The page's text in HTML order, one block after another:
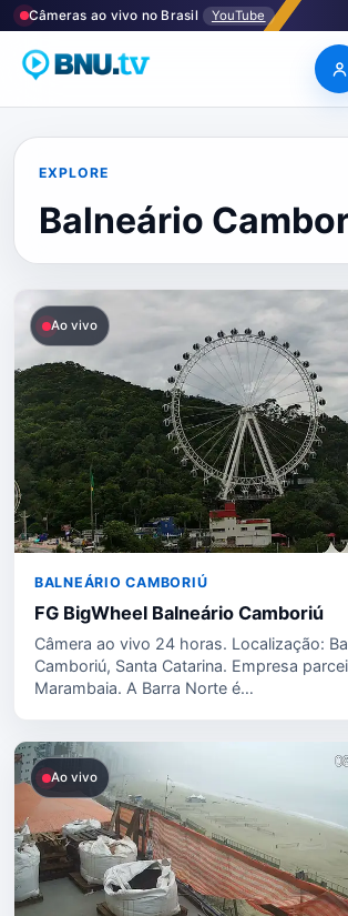
PularCâmeras ao vivo no Brasil YouTube
EXPLORE
Balneário
Ao vivo
BALNEÁRIO CAMBORIÚ
FG BigWheel Balneário Camboriú
Câmera ao vivo 24 horas. Localização:
Camboriú, Santa Catarina. Empresa
Marambaia. A Barra Norte é…
Ao vivo